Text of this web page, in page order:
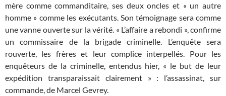
mère comme commanditaire, ses deux oncles et « un autre
homme » comme les exécutants. Son témoignage sera comme
une vanne ouverte sur la vérité. « L’affaire a rebondi », confirme
un commissaire de la brigade criminelle. L’enquête sera
rouverte, les frères et leur complice interpellés. Pour les
enquêteurs de la criminelle, entendus hier, « le but de leur
expédition transparaissait clairement » : l’assassinat, sur
commande, de Marcel Gevrey.